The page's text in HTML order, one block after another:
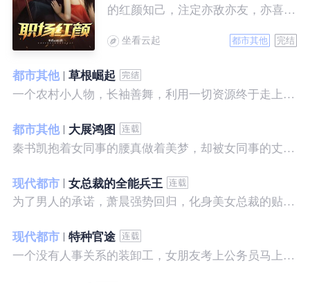
的红颜知己，注定亦敌亦友，亦喜亦
坐看云起 都市其他 完结
都市其他
草根崛起
一个农村小人物，长袖善舞，利用一切资源终于走上人生巅峰
都市其他
大展鸿图
秦书凯抱着女同事的腰真做着美梦，却被女同事的丈夫发现，解释说是正常工作......被打击报复，得到漂亮女邻居的帮助，从此不断高升……
现代都市
女总裁的全能兵王
为了男人的承诺，萧晨强势回归，化身美女总裁的贴身保镖，横扫八方之敌，谱写王者传奇！
现代都市
特种官途
一个没有人事关系的装卸工，女朋友考上公务员马上抛弃了他，却是没有想到他也考上了公务员，奇迹般成为高官……